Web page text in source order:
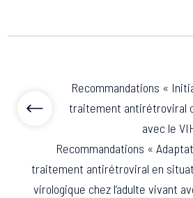
Recommandations «
traitement antirétroviral
avec le
Recommandations «
traitement antirétroviral en
virologique chez l’adulte vivant